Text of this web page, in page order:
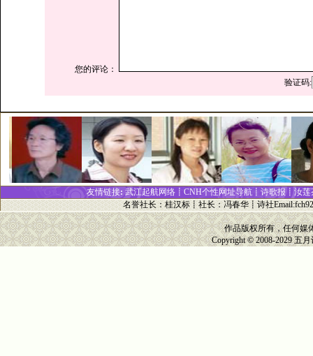
您的评论：
验证码:
友情链接: 武江起航网络┋ CNH个性网址导航┋ 诗歌报┋汝莲
名誉社长：桂汉标┋社长：冯春华┋诗社Email:
作品版权所有，任何媒
Copyright © 2008-2029 五月